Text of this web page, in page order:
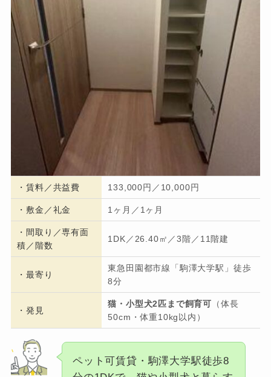
・賃料／共益費 133,000円／10,000円
・ 敷金／礼金 1ヶ月／1ヶ月
・間取り／専有面
積／階数
1DK／26.40㎡／3階／11階建
・最寄り
東急田園都市線「駒澤大学駅」徒歩
8分
・発見
猫・小型犬2匹まで飼育可 （体長
50cm・体重10kg以内）
ペット可賃貸・駒澤大学駅徒歩8